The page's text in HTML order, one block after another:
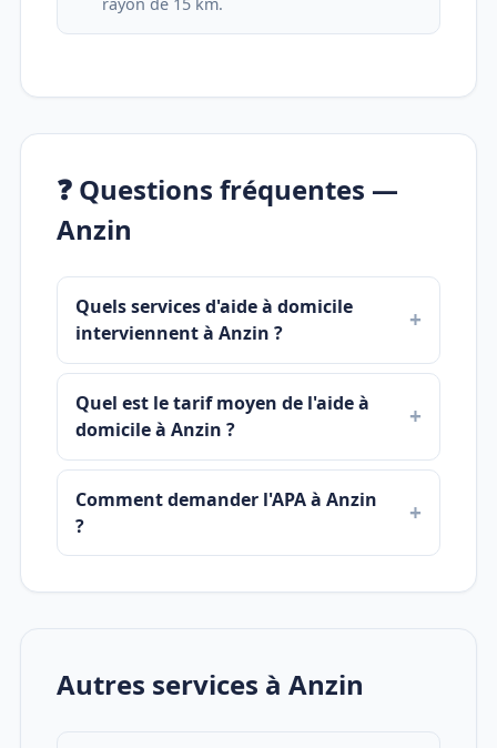
❓ Questions fréquentes —
Anzin
Quels services d'aide à domicile
interviennent à Anzin ?
Quel est le tarif moyen de l'aide à
domicile à Anzin ?
Comment demander l'APA à Anzin
?
Autres services à Anzin